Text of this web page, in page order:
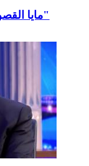
مايا القصوري: "كنت نتمى سامي الفهري يهرب"